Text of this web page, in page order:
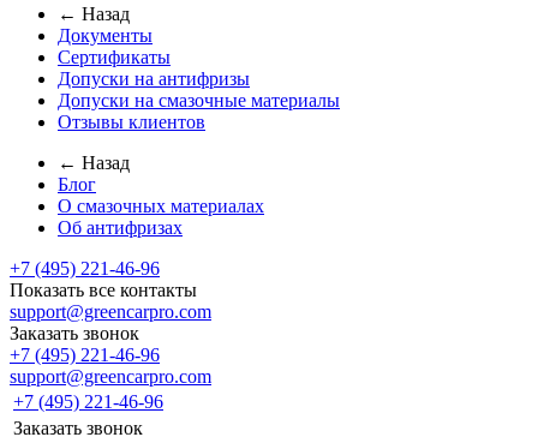
← Назад
Документы
Сертификаты
Допуски на антифризы
Допуски на смазочные материалы
Отзывы клиентов
← Назад
Блог
О смазочных материалах
Об антифризах
+7 (495) 221-46-96
Показать все контакты
support@greencarpro.com
Заказать звонок
+7 (495) 221-46-96
support@greencarpro.com
+7 (495) 221-46-96
Заказать звонок